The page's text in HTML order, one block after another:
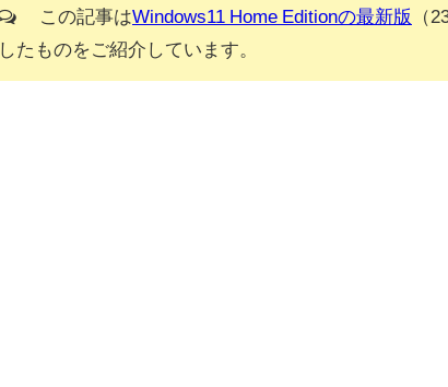
この記事はWindows11 Home Editionの最新版
（
したものをご紹介しています。